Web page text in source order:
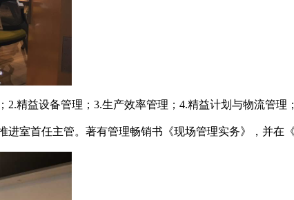
精益设备管理；3.生产效率管理；4.精益计划与物流管理
室首任主管。著有管理畅销书《现场管理实务》，并在